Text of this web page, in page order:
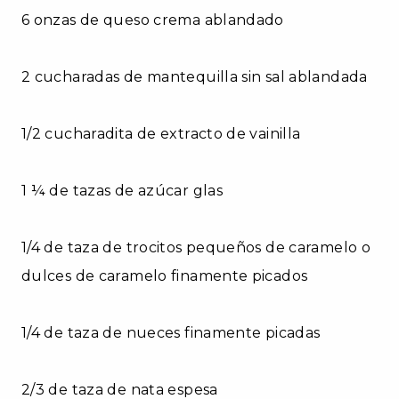
6 onzas de queso crema ablandado
2 cucharadas de mantequilla sin sal ablandada
1/2 cucharadita de extracto de vainilla
1 ¼ de tazas de azúcar glas
1/4 de taza de trocitos pequeños de caramelo o
dulces de caramelo finamente picados
1/4 de taza de nueces finamente picadas
2/3 de taza de nata espesa